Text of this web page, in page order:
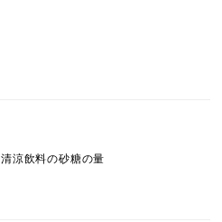
清涼飲料の砂糖の量